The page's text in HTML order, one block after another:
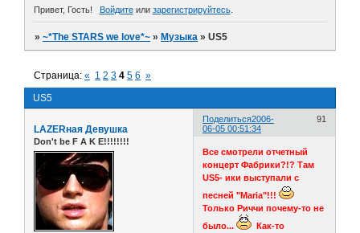
Привет, Гость! Войдитеили зарегистрируйтесь.
»~*The STARS we love*~ »Музыка »US5
US5
Страница:« 1 2 3 4 5 6 »
Поделиться 91
2006-
06-05 00:51:34
LAZERная Девушка
Don't be F A K E!!!!!!!!
Все смотрели отчетный
концерт Фабрики?!? Там
US5- ики выступали с
песней "Maria"!!!
Только Риччи почему-то не
было...
Как-то